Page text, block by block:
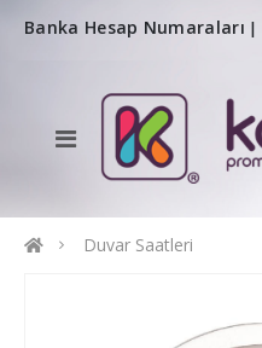
Banka Hesap Numaraları |
Duvar Saatleri